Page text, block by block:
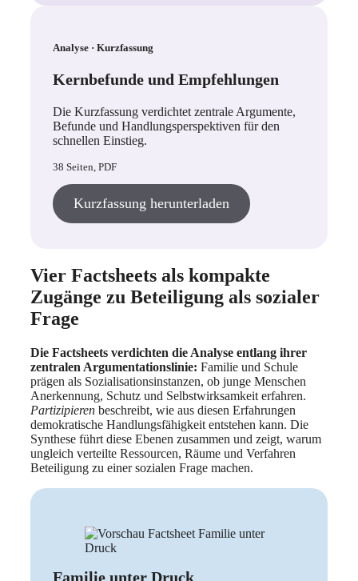
Analyse · Kurzfassung
Kernbefunde und Empfehlungen
Die Kurzfassung verdichtet zentrale Argumente,
Befunde und Handlungsperspektiven für den
schnellen Einstieg.
38 Seiten, PDF
Kurzfassung herunterladen
Vier Factsheets als kompakte
Zugänge zu Beteiligung als sozialer
Frage
Die Factsheets verdichten die Analyse entlang ihrer
zentralen Argumentationslinie: Familie und Schule
prägen als Sozialisationsinstanzen, ob junge Menschen
Anerkennung, Schutz und Selbstwirksamkeit erfahren.
Partizipieren beschreibt, wie aus diesen Erfahrungen
demokratische Handlungsfähigkeit entstehen kann. Die
Synthese führt diese Ebenen zusammen und zeigt, warum
ungleich verteilte Ressourcen, Räume und Verfahren
Beteiligung zu einer sozialen Frage machen.
Familie unter Druck